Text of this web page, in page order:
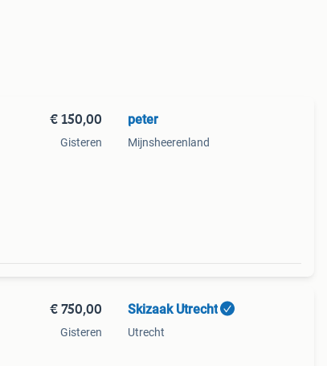
€ 150,00
Gisteren
peter
Mijnsheerenland
€ 750,00
Gisteren
Skizaak Utrecht
Utrecht